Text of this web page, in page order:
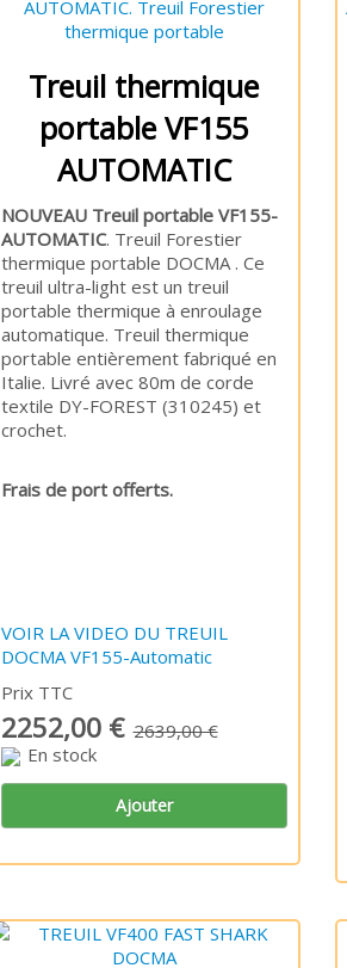
Treuil thermique
portable VF155
AUTOMATIC
NOUVEAU Treuil portable VF155-
AUTOMATIC. Treuil Forestier
thermique portable DOCMA . Ce
treuil ultra-light est un treuil
portable thermique à enroulage
automatique. Treuil thermique
portable entièrement fabriqué en
Italie. Livré avec 80m de corde
textile DY-FOREST (310245) et
crochet.
Frais de port offerts.
VOIR LA VIDEO DU TREUIL
DOCMA VF155-Automatic
Prix TTC
2252,00 € 2639,00 €
En stock
Ajouter